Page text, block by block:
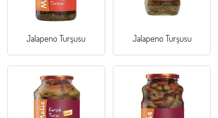
Jalapeno Turşusu Jalapeno Turşusu